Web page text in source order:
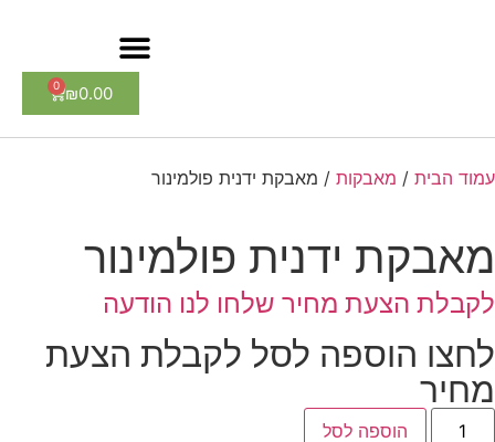
₪0.00
0
עמוד הבית / מאבקות / מאבקת ידנית פולמינור
מאבקת ידנית פולמינור
לקבלת הצעת מחיר שלחו לנו הודעה
לחצו הוספה לסל לקבלת הצעת
מחיר
הוספה לסל